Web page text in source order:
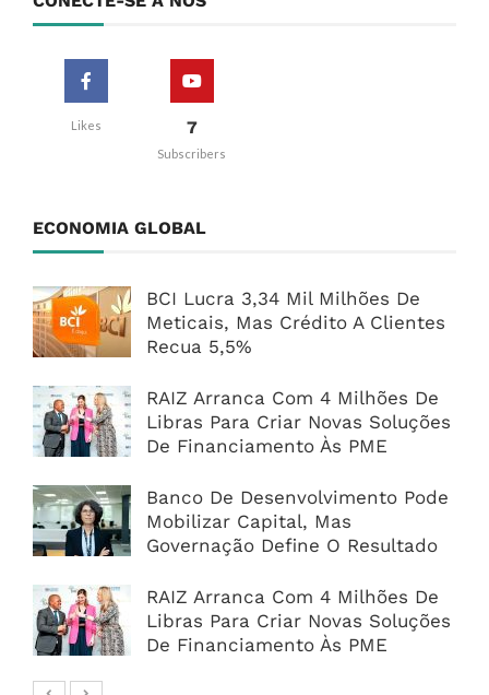
Likes 7
Subscribers
ECONOMIA GLOBAL
BCI Lucra 3,34 Mil Milhões De
Meticais, Mas Crédito A Clientes
Recua 5,5%
RAIZ Arranca Com 4 Milhões De
Libras Para Criar Novas Soluções
De Financiamento Às PME
Banco De Desenvolvimento Pode
Mobilizar Capital, Mas
Governação Define O Resultado
RAIZ Arranca Com 4 Milhões De
Libras Para Criar Novas Soluções
De Financiamento Às PME